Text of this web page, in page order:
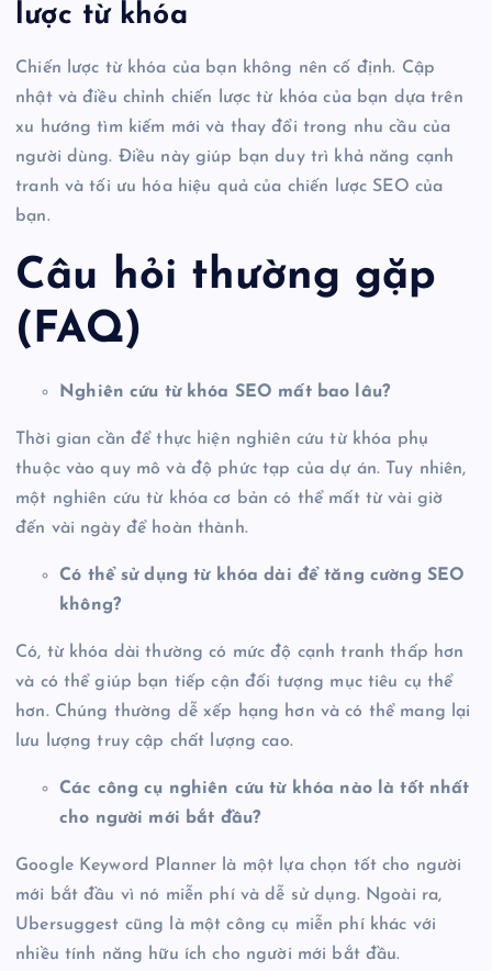
lược từ khóa
Chiến lược từ khóa của bạn không nên cố định. Cập
nhật và điều chỉnh chiến lược từ khóa của bạn dựa trên
xu hướng tìm kiếm mới và thay đổi trong nhu cầu của
người dùng. Điều này giúp bạn duy trì khả năng cạnh
tranh và tối ưu hóa hiệu quả của chiến lược SEO của
bạn.
Câu hỏi thường gặp
(FAQ)
Nghiên cứu từ khóa SEO mất bao lâu?
Thời gian cần để thực hiện nghiên cứu từ khóa phụ
thuộc vào quy mô và độ phức tạp của dự án. Tuy nhiên,
một nghiên cứu từ khóa cơ bản có thể mất từ vài giờ
đến vài ngày để hoàn thành.
Có thể sử dụng từ khóa dài để tăng cường SEO
không?
Có, từ khóa dài thường có mức độ cạnh tranh thấp hơn
và có thể giúp bạn tiếp cận đối tượng mục tiêu cụ thể
hơn. Chúng thường dễ xếp hạng hơn và có thể mang lại
lưu lượng truy cập chất lượng cao.
Các công cụ nghiên cứu từ khóa nào là tốt nhất
cho người mới bắt đầu?
Google Keyword Planner là một lựa chọn tốt cho người
mới bắt đầu vì nó miễn phí và dễ sử dụng. Ngoài ra,
Ubersuggest cũng là một công cụ miễn phí khác với
nhiều tính năng hữu ích cho người mới bắt đầu.